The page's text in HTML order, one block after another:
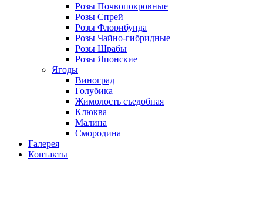
Розы Почвопокровные
Розы Спрей
Розы Флорибунда
Розы Чайно-гибридные
Розы Шрабы
Розы Японские
Ягоды
Виноград
Голубика
Жимолость съедобная
Клюква
Малина
Смородина
Галерея
Контакты